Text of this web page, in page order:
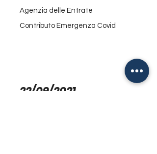
Agenzia delle Entrate
Contributo Emergenza Covid
22/09/2021